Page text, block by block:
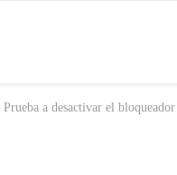
a desactivar el